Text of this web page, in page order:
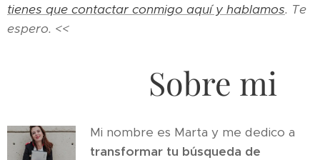
tienes que contactar conmigo aquí y hablamos. Te
espero. <<
Sobre mi
Mi nombre es Marta y me dedico a
transformar tu búsqueda de